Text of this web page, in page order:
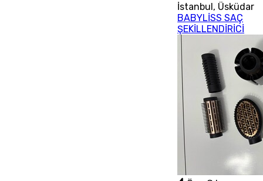
İstanbul, Üsküdar
BABYLİSS SAÇ
ŞEKİLLENDİRİCİ